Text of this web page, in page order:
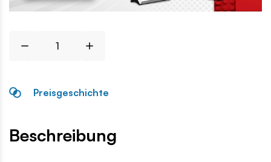
Preisgeschichte
Beschreibung